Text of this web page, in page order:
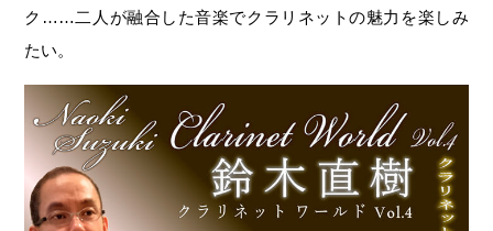
ク……二人が融合した音楽でクラリネットの魅力を楽しみ
たい。